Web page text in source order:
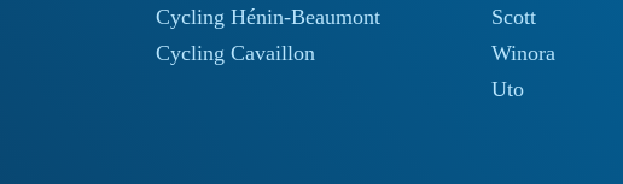
Cycling Hénin-Beaumont
Cycling Cavaillon
Scott
Winora
Uto